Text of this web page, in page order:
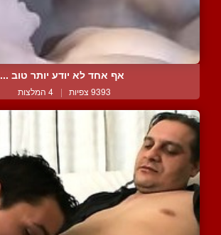
אף אחד לא יודע יותר טוב ...
9393 צפיות | 4 המלצות